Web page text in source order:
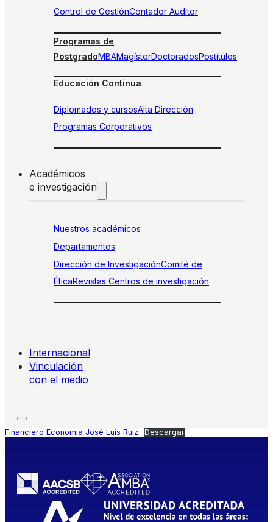
Control de GestiónContador Auditor
Programas de
PostgradoMBAMagísterDoctoradosPostítulos
Educación Continua
Diplomados y cursosAlta Dirección
Programas Corporativos
Académicos
e investigación
Nuestros académicos
Departamentos
Dirección de InvestigaciónComité de
ÉticaRevistas Centros de investigación
Internacional
Vinculación
con el medio
Financiero Economia José Luis Ruiz Descargar